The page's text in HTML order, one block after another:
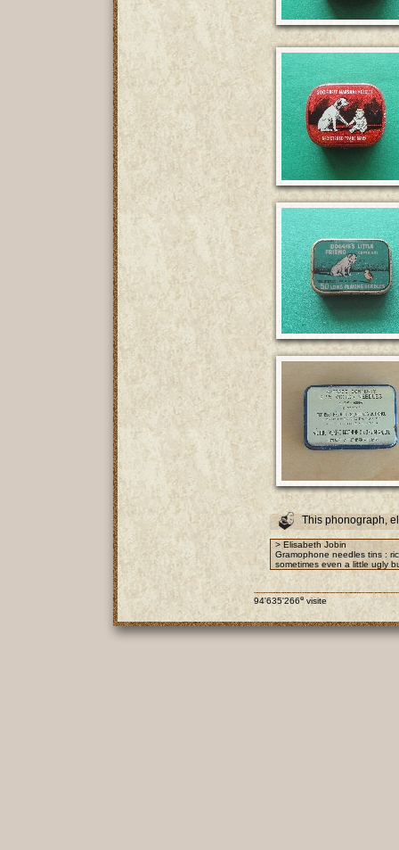
This phonograph,
> Elisabeth Jobin
Gramophone needles tins :
sometimes even a little ugly
94'635'266evisite